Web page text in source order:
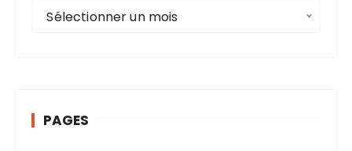
e
Sélectionner un mois
PAGES